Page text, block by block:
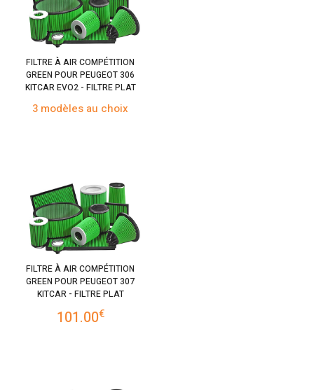
FILTRE À AIR COMPÉTITION
GREEN POUR PEUGEOT 306
KITCAR EVO2 - FILTRE PLAT
3 modèles au choix
FILTRE À AIR COMPÉTITION
GREEN POUR PEUGEOT 307
KITCAR - FILTRE PLAT
101.00€